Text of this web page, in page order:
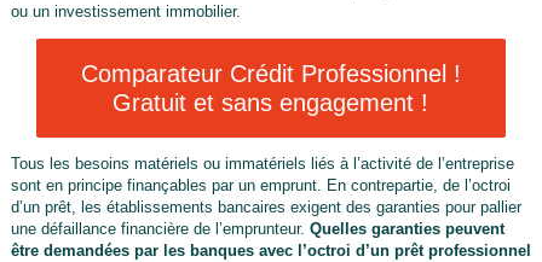
ou un investissement immobilier.
Comparateur Crédit Professionnel !
Gratuit et sans engagement !
Tous les besoins matériels ou immatériels liés à l’activité de l’entreprise
sont en principe finançables par un emprunt. En contrepartie, de l’octroi
d’un prêt, les établissements bancaires exigent des garanties pour pallier
une défaillance financière de l’emprunteur. Quelles garanties peuvent
être demandées par les banques avec l’octroi d’un prêt professionnel